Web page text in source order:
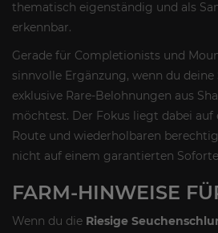
thematisch eigenständig und als
erkennbar.
Gerade für Completionists und
sinnvolle Ergänzung, wenn du
exklusive Rare-Belohnungen aus
möchtest. Der Fokus liegt dabei auf
Route und wiederholbaren
nicht auf einem garantierten
FARM-HINWEISE
Wenn du die Riesige